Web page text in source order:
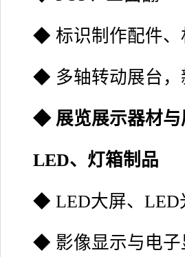
◆ 标识制作配件、
◆ 多轴转动展台，
◆ 展览展示器材与
LED、灯箱制品
◆ LED大屏、LED
◆ 影像显示与电子